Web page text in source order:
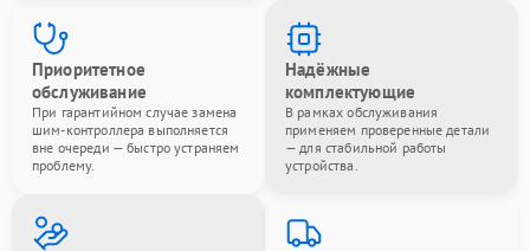
Приоритетное
обслуживание
При гарантийном случае замена
шим-контроллера выполняется
вне очереди — быстро устраняем
проблему.
Надёжные
комплектующие
В рамках обслуживания
применяем проверенные детали
— для стабильной работы
устройства.